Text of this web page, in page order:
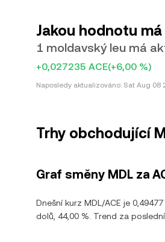
Jakou hodnotu
1 moldavský leu má
+0,027235 ACE(+6,00 %)
Naposledy aktualizováno: Sat Aug 08
Trhy obchodující
Graf směny MDL za
Dnešní kurz MDL/ACE je
dolů, 44,00 %. Trend za